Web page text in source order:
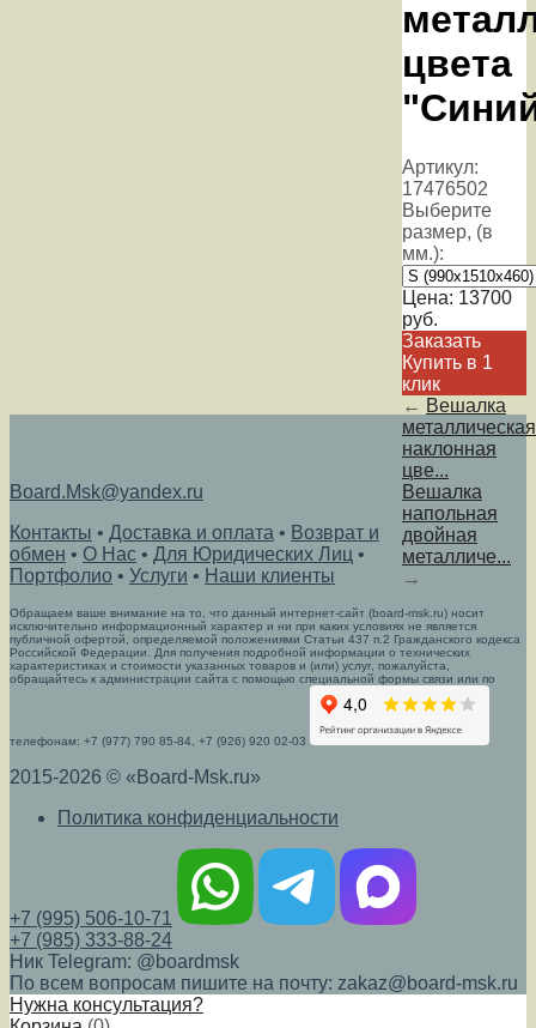
цвета
Артикул:
17476502
Выберите
размер, (в
мм.):
Цена: 13700
руб.
Заказать
Купить в 1
клик
← Вешалка
металлическая
наклонная
цве...
Вешалка
напольная
двойная
металличе...
→
Board.Msk@yandex.ru
Контакты • Доставка и оплата • Возврат и
обмен • О Нас • Для Юридических Лиц •
Портфолио • Услуги • Наши клиенты
Обращаем ваше внимание на то, что данный интернет-сайт (board-msk.ru) носит
исключительно информационный характер и ни при каких условиях не является
публичной офертой, определяемой положениями Статьи 437 п.2 Гражданского кодекса
Российской Федерации. Для получения подробной информации о технических
характеристиках и стоимости указанных товаров и (или) услуг, пожалуйста,
обращайтесь к администрации сайта с помощью специальной формы связи или по
телефонам: +7 (977) 790 85-84, +7 (926) 920 02-03
2015-2026 © «Board-Msk.ru»
Политика конфиденциальности
+7 (995) 506-10-71
+7 (985) 333-88-24
Ник Telegram: @boardmsk
По всем вопросам пишите на почту: zakaz@board-msk.ru
Нужна консультация?